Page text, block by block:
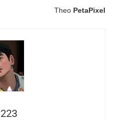
Theo PetaPixel